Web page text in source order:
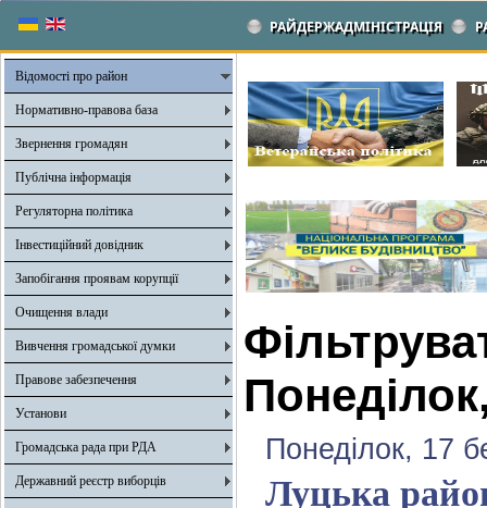
РАЙДЕРЖАДМІНІСТРАЦІЯ
Відомості про район
Нормативно-правова база
Звернення громадян
Публічна інформація
Регуляторна політика
Інвестиційний довідник
Запобігання проявам корупції
Очищення влади
Вивчення громадської думки
Правове забезпечення
Установи
Громадська рада при РДА
Державний реєстр виборців
Понеділок, 17
Луцька